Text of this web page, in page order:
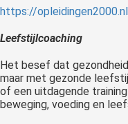
https://
Leefstijlcoaching
Het besef dat
maar met gezonde
of een uitdagende
beweging, voeding en